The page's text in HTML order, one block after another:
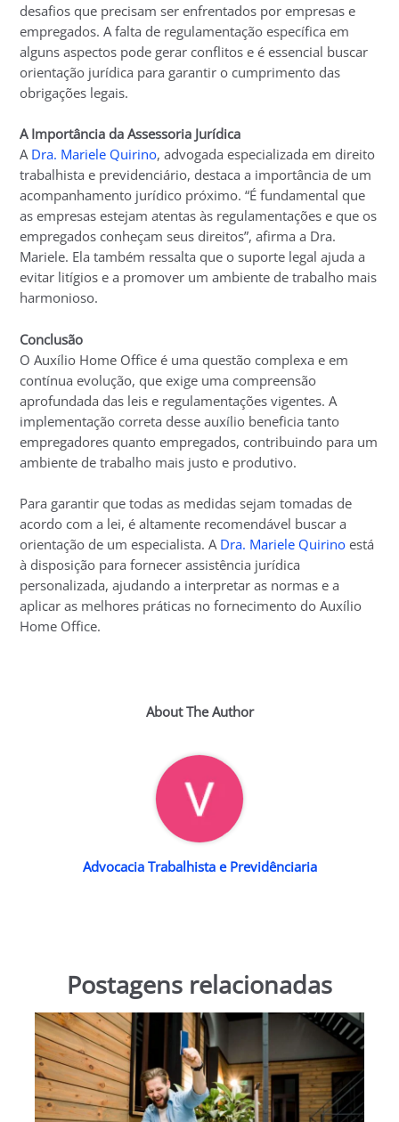
desafios que precisam ser enfrentados por empresas e
empregados. A falta de regulamentação específica em
alguns aspectos pode gerar conflitos e é essencial buscar
orientação jurídica para garantir o cumprimento das
obrigações legais.
A Importância da Assessoria Jurídica
A Dra. Mariele Quirino, advogada especializada em direito
trabalhista e previdenciário, destaca a importância de um
acompanhamento jurídico próximo. “É fundamental que
as empresas estejam atentas às regulamentações e que os
empregados conheçam seus direitos”, afirma a Dra.
Mariele. Ela também ressalta que o suporte legal ajuda a
evitar litígios e a promover um ambiente de trabalho mais
harmonioso.
Conclusão
O Auxílio Home Office é uma questão complexa e em
contínua evolução, que exige uma compreensão
aprofundada das leis e regulamentações vigentes. A
implementação correta desse auxílio beneficia tanto
empregadores quanto empregados, contribuindo para um
ambiente de trabalho mais justo e produtivo.
Para garantir que todas as medidas sejam tomadas de
acordo com a lei, é altamente recomendável buscar a
orientação de um especialista. A Dra. Mariele Quirino está
à disposição para fornecer assistência jurídica
personalizada, ajudando a interpretar as normas e a
aplicar as melhores práticas no fornecimento do Auxílio
Home Office.
About The Author
Advocacia Trabalhista e Previdênciaria
Postagens relacionadas